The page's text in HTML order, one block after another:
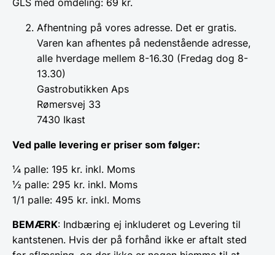
Afhentning på vores adresse. Det er gratis.
Varen kan afhentes på nedenstående adresse,
alle hverdage mellem 8-16.30 (Fredag dog 8-
13.30)
Gastrobutikken Aps
Rømersvej 33
7430 Ikast
Ved palle levering er priser som følger:
¼ palle: 195 kr. inkl. Moms
½ palle: 295 kr. inkl. Moms
1/1 palle: 495 kr. inkl. Moms
BEMÆRK: Indbæring ej inkluderet og Levering til
kantstenen. Hvis der på forhånd ikke er aftalt sted